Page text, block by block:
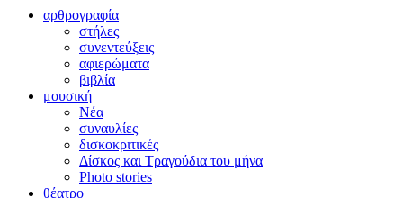
αρθρογραφία
στήλες
συνεντεύξεις
αφιερώματα
βιβλία
μουσική
Νέα
συναυλίες
δισκοκριτικές
Δίσκος και Τραγούδια του μήνα
Photo stories
θέατρο